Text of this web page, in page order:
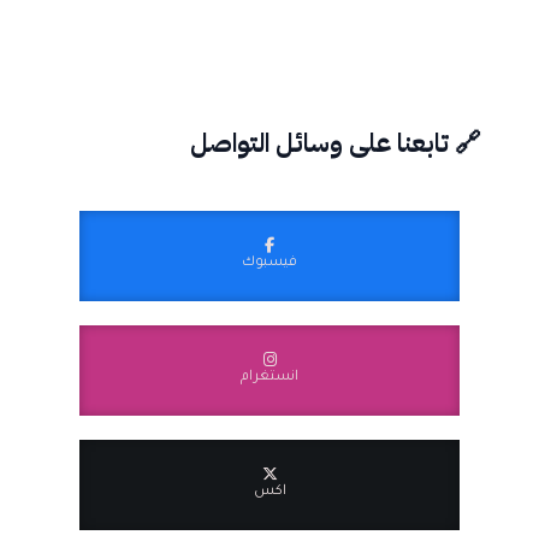
🔗 تابعنا على وسائل التواصل
فيسبوك
انستغرام
اكس